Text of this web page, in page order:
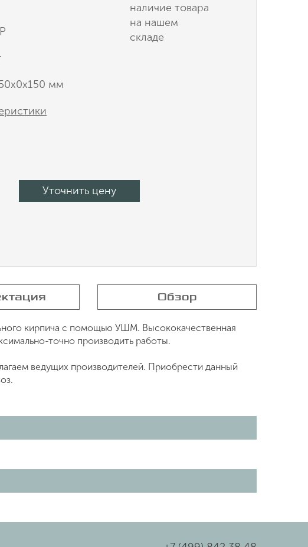
мм
наличие товара
на нашем
складе
Уточнить цену
Обзор
кирпича с помощью УШМ. Высококачественная
точно производить работы.
ведущих производителей. Приобрести данный